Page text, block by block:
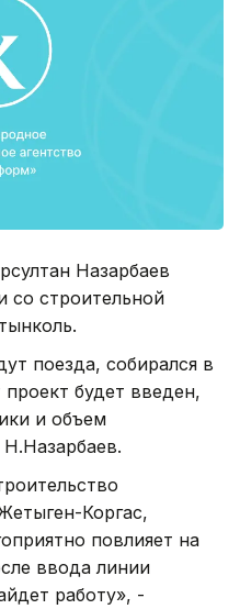
Назарбаев
со строительной
поезда, собирался в
будет введен,
и объем
Н.Назарбаев.
Коргас,
повлияет на
ввода линии
работу», -